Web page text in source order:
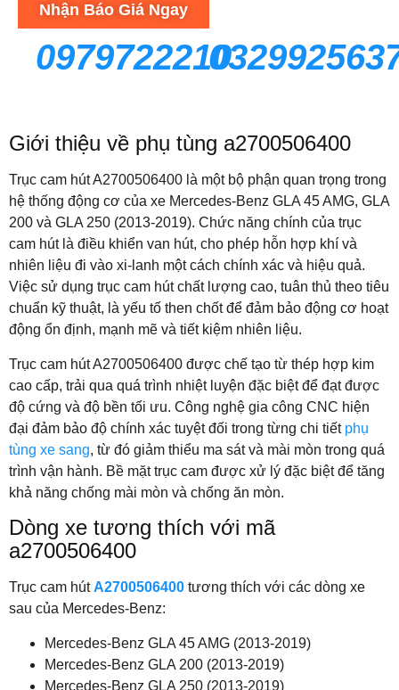
Nhận Báo Giá Ngay
0979722210
Giới thiệu về phụ tùng a2700506400
Trục cam hút A2700506400 là một bộ phận quan trọng trong
hệ thống động cơ của xe Mercedes-Benz GLA 45 AMG, GLA
200 và GLA 250 (2013-2019). Chức năng chính của trục
cam hút là điều khiển van hút, cho phép hỗn hợp khí và
nhiên liệu đi vào xi-lanh một cách chính xác và hiệu quả.
Việc sử dụng trục cam hút chất lượng cao, tuân thủ theo tiêu
chuẩn kỹ thuật, là yếu tố then chốt để đảm bảo động cơ hoạt
động ổn định, mạnh mẽ và tiết kiệm nhiên liệu.
Trục cam hút A2700506400 được chế tạo từ thép hợp kim
cao cấp, trải qua quá trình nhiệt luyện đặc biệt để đạt được
độ cứng và độ bền tối ưu. Công nghệ gia công CNC hiện
đại đảm bảo độ chính xác tuyệt đối trong từng chi tiết phụ
tùng xe sang, từ đó giảm thiểu ma sát và mài mòn trong quá
trình vận hành. Bề mặt trục cam được xử lý đặc biệt để tăng
khả năng chống mài mòn và chống ăn mòn.
Dòng xe tương thích với mã
a2700506400
Trục cam hút A2700506400 tương thích với các dòng xe
sau của Mercedes-Benz:
Mercedes-Benz GLA 45 AMG (2013-2019)
Mercedes-Benz GLA 200 (2013-2019)
Mercedes-Benz GLA 250 (2013-2019)